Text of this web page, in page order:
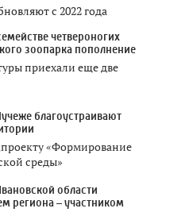
с 2022 года
четвероногих
зоопарка пополнение
приехали еще две
благоустраивают
«Формирование
среды»
области
региона – участником